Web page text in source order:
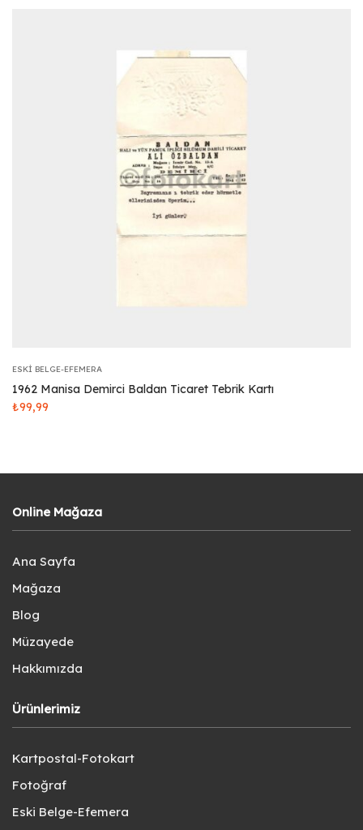
ESKI BELGE-EFEMERA
1962 Manisa Demirci Baldan Ticaret Tebrik Kartı
₺99,99
Online Mağaza
Ana Sayfa
Mağaza
Blog
Müzayede
Hakkımızda
Ürünlerimiz
Kartpostal-Fotokart
Fotoğraf
Eski Belge-Efemera